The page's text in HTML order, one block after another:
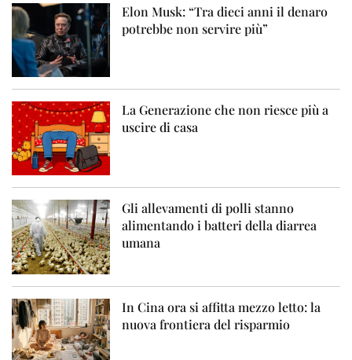
Elon Musk: “Tra dieci anni il denaro
potrebbe non servire più”
La Generazione che non riesce più a
uscire di casa
Gli allevamenti di polli stanno
alimentando i batteri della diarrea
umana
In Cina ora si affitta mezzo letto: la
nuova frontiera del risparmio